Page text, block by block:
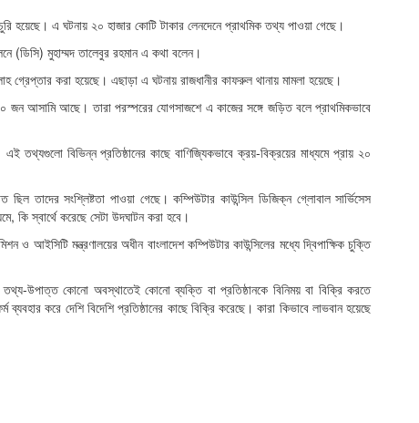
হয়েছে। এ ঘটনায় ২০ হাজার কোটি টাকার লেনদেনে প্রাথমিক তথ্য পাওয়া গেছে।
(ডিসি) মুহাম্মদ তালেবুর রহমান এ কথা বলেন।
গ্রেপ্তার করা হয়েছে। এছাড়া এ ঘটনায় রাজধানীর কাফরুল থানায় মামলা হয়েছে।
আসামি আছে। তারা পরস্পরের যোগসাজশে এ কাজের সঙ্গে জড়িত বলে প্রাথমিকভাবে
তথ্যগুলো বিভিন্ন প্রতিষ্ঠানের কাছে বাণিজ্যিকভাবে ক্রয়-বিক্রয়ের মাধ্যমে প্রায় ২০
তাদের সংশ্লিষ্টতা পাওয়া গেছে। কম্পিউটার কাউন্সিল ডিজিক্ন গ্লোবাল সার্ভিসেস
কি স্বার্থে করেছে সেটা উদঘাটন করা হবে।
আইসিটি মন্ত্রণালয়ের অধীন বাংলাদেশ কম্পিউটার কাউন্সিলের মধ্যে দ্বিপাক্ষিক চুক্তি
তথ্য-উপাত্ত কোনো অবস্থাতেই কোনো ব্যক্তি বা প্রতিষ্ঠানকে বিনিময় বা বিক্রি করতে
করে দেশি বিদেশি প্রতিষ্ঠানের কাছে বিক্রি করেছে। কারা কিভাবে লাভবান হয়েছে